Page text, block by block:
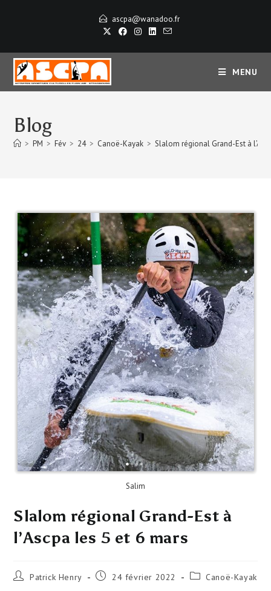
ascpa@wanadoo.fr
MENU
Blog
> PM > Fév > 24 > Canoë-Kayak > Slalom régional Grand-Est à
Salim
Slalom régional Grand-Est à
l’Ascpa les 5 et 6 mars
Patrick Henry 24 février 2022 Canoë-Kayak